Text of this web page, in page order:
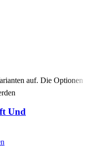
auf. Die Optionen
Und